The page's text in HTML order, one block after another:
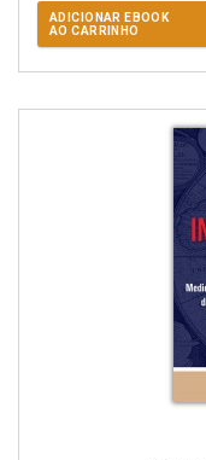
ADICIONAR EBOOK
AO CARRINHO